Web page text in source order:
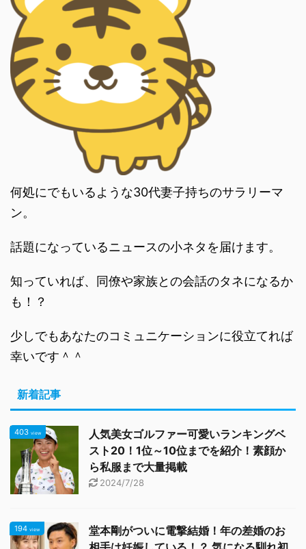
何処にでもいるような30代妻子持ちのサラリーマ
ン。
話題になっているニュースの小ネタを届けます。
知っていれば、同僚や家族との会話のタネになるか
も！？
少しでもあなたのコミュニケーションに役立てれば
幸いです＾＾
新着記事
403 view
人気美女ゴルファー可愛いランキングベ
スト20！1位～10位までを紹介！素顔か
ら私服まで大量掲載
2024/7/28
194 view
堂本剛がついに電撃結婚！年の差婚のお